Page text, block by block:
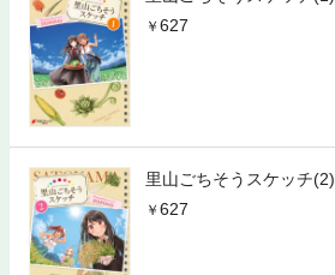
627
里山ごちそうスケッチ(2)
627